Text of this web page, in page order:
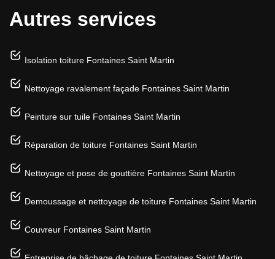
Autres services
Isolation toiture Fontaines Saint Martin
Nettoyage ravalement façade Fontaines Saint Martin
Peinture sur tuile Fontaines Saint Martin
Réparation de toiture Fontaines Saint Martin
Nettoyage et pose de gouttière Fontaines Saint Martin
Demoussage et nettoyage de toiture Fontaines Saint Martin
Couvreur Fontaines Saint Martin